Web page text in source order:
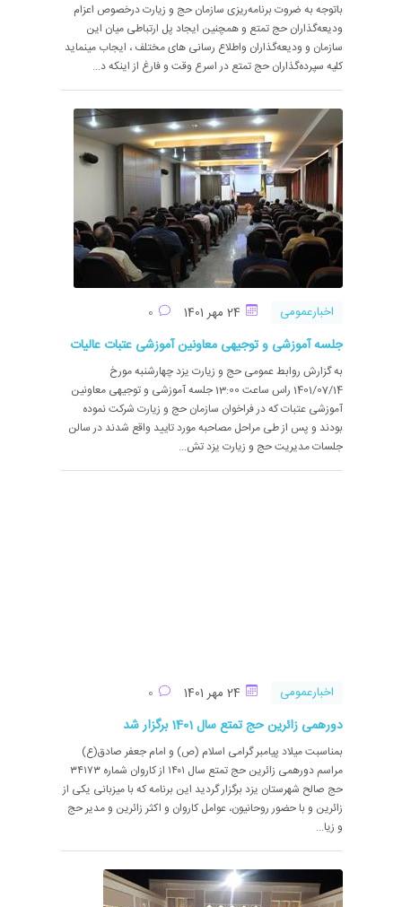
باتوجه به ضروت برنامه‌ریزی سازمان حج و زیارت درخصوص اعزام
ودیعه‌گذاران حج تمتع و همچنین ایجاد پل ارتباطی میان این
سازمان و ودیعه‌گذاران واطلاع رسانی های مختلف ، ایجاب مینماید
کلیه سپرده‌گذاران حج تمتع در اسرع وقت و فارغ از اینکه د...
اخبارعمومی
جلسه آموزشی و توجیهی معاونین آموزشی عتبات عالیات
به گزارش روابط عمومی حج و زیارت یزد چهارشنبه مورخ
1401/07/14 راس ساعت 13:00 جلسه آموزشی و توجیهی معاونین
آموزشی عتبات که در فراخوان سازمان حج و زیارت شرکت نموده
بودند و پس از طی مراحل مصاحبه مورد تایید واقع شدند در سالن
جلسات مدیریت حج و زیارت یزد تش...
اخبارعمومی
دورهمی زائرین حج تمتع سال 1401 برگزار شد
بمناسبت میلاد پیامبر گرامی اسلام (ص) و امام جعفر صادق(ع)
مراسم دورهمی زائرین حج تمتع سال ۱۴۰۱ از کاروان شماره ۳۴۱۷۳
حج صالح شهرستان یزد برگزار گردید این برنامه که با میزبانی یکی از
زائرین و با حضور روحانیون، عوامل کاروان و اکثر زائرین و مدیر حج
و زیا...